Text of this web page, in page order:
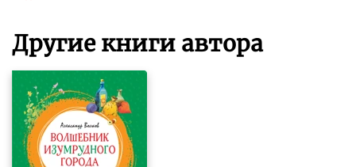
Другие книги автора